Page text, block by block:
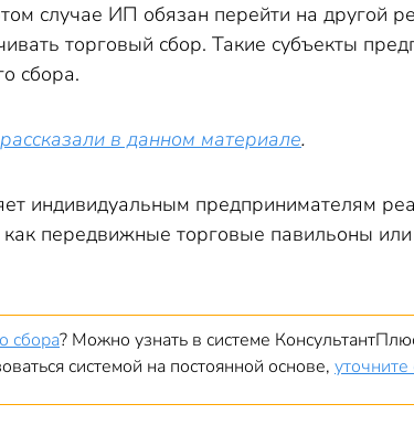
случае ИП обязан перейти на другой
торговый сбор. Такие субъекты
сбора.
в данном материале.
индивидуальным предпринимателям
передвижные торговые павильоны или
сбора? Можно узнать в системе
системой на постоянной основе, уточните